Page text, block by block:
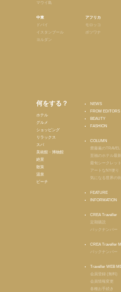
マウイ島
中東
ドバイ
イスタンブール
ヨルダン
アフリカ
モロッコ
ボツワナ
何をする？
ホテル
グルメ
ショッピング
リラックス
スパ
美術館・博物館
絶景
散策
温泉
ビーチ
NEWS
FROM EDITORS
BEAUTY
FASHION
COLUMN
齋藤薫の
至福のホテル最
最旬シークレッ
アートなNY便り
気になる世界の
FEATURE
INFORMATION
CREA Traveller
定期購読
バックナンバー
CREA Traveller
バックナンバー
Traveller WEB
会員登録 (無料)
会員情報変更
各種お手続き